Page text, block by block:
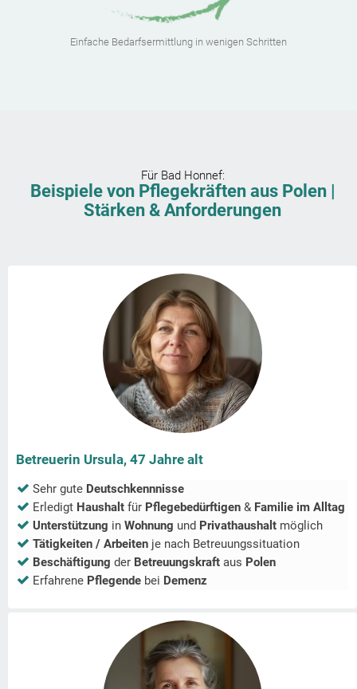
Einfache Bedarfsermittlung in wenigen Schritten
Für Bad Honnef:
Beispiele von Pflegekräften aus Polen |
Stärken & Anforderungen
Betreuerin Ursula, 47 Jahre alt
Sehr gute Deutschkennnisse
Erledigt Haushalt für Pflegebedürftigen & Familie im Alltag
Unterstützung in Wohnung und Privathaushalt möglich
Tätigkeiten / Arbeiten je nach Betreuungssituation
Beschäftigung der Betreuungskraft aus Polen
Erfahrene Pflegende bei Demenz